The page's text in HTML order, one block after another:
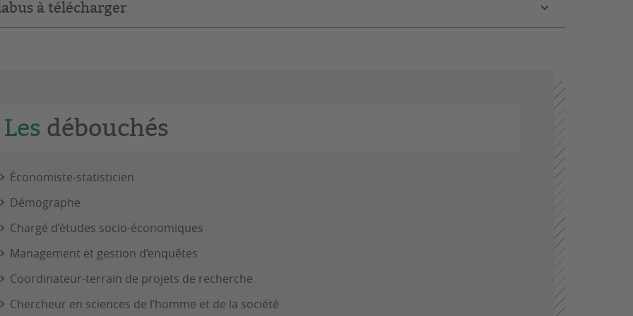
à télécharger
Les débouchés
Économiste-statisticien
Démographe
Chargé d’études socio-économiques
Management et gestion d’enquêtes
Coordinateur-terrain de projets de recherche
Chercheur en sciences de l’homme et de la société